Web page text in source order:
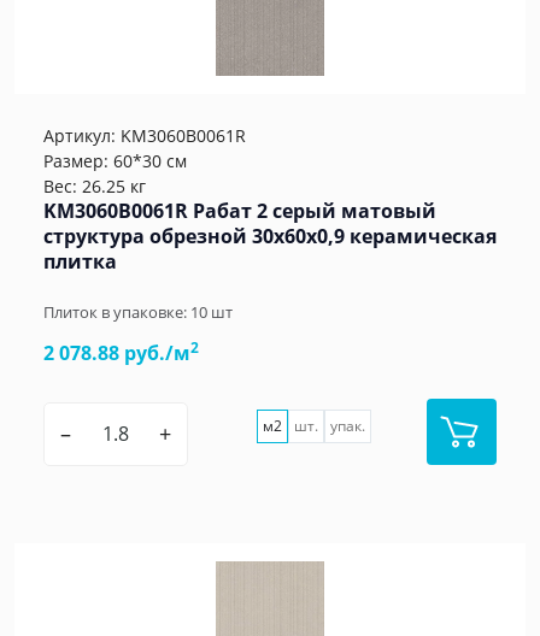
Артикул: KM3060B0061R
Размер: 60*30 см
Вес: 26.25 кг
KM3060B0061R Рабат 2 серый матовый
структура обрезной 30x60x0,9 керамическая
плитка
Плиток в упаковке: 10 шт
2 078.88 руб./м2
– + м2 шт. упак.